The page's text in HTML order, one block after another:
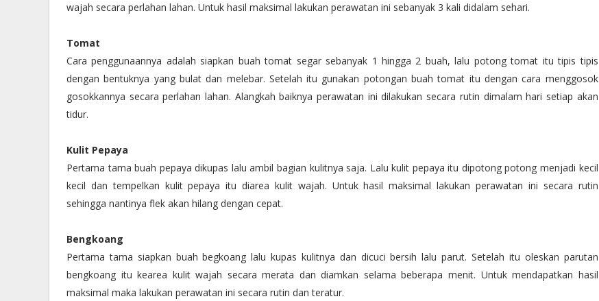
wajah secara perlahan lahan. Untuk hasil maksimal lakukan perawatan ini sebanyak 3 kali didalam sehari.
Tomat
Cara penggunaannya adalah siapkan buah tomat segar sebanyak 1 hingga 2 buah, lalu potong tomat itu tipis tipis
dengan bentuknya yang bulat dan melebar. Setelah itu gunakan potongan buah tomat itu dengan cara menggosok
gosokkannya secara perlahan lahan. Alangkah baiknya perawatan ini dilakukan secara rutin dimalam hari setiap akan
tidur.
Kulit Pepaya
Pertama tama buah pepaya dikupas lalu ambil bagian kulitnya saja. Lalu kulit pepaya itu dipotong potong menjadi kecil
kecil dan tempelkan kulit pepaya itu diarea kulit wajah. Untuk hasil maksimal lakukan perawatan ini secara rutin
sehingga nantinya flek akan hilang dengan cepat.
Bengkoang
Pertama tama siapkan buah begkoang lalu kupas kulitnya dan dicuci bersih lalu parut. Setelah itu oleskan parutan
bengkoang itu kearea kulit wajah secara merata dan diamkan selama beberapa menit. Untuk mendapatkan hasil
maksimal maka lakukan perawatan ini secara rutin dan teratur.